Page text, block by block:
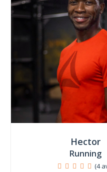
Hector
Running
(4